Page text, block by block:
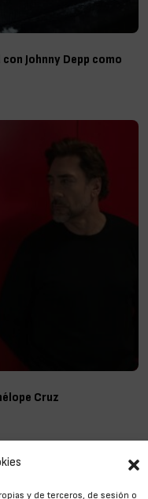
y de terceros, de sesión o
Johnny Depp como
Cruz